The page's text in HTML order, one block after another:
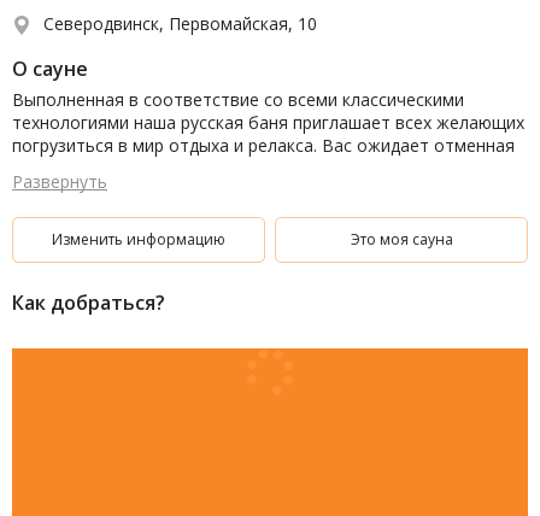
Северодвинск, Первомайская, 10
О сауне
Выполненная в соответствие со всеми классическими
технологиями наша русская баня приглашает всех желающих
погрузиться в мир отдыха и релакса. Вас ожидает отменная
Развернуть
Изменить информацию Это моя сауна
Как добраться?